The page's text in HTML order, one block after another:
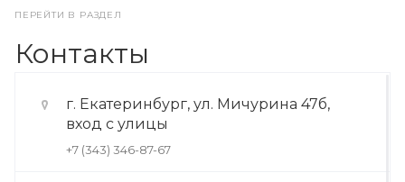
ПЕРЕЙТИ В РАЗДЕЛ
Контакты
г. Екатеринбург, ул. Мичурина 47б,
вход с улицы
+7 (343) 346-87-67